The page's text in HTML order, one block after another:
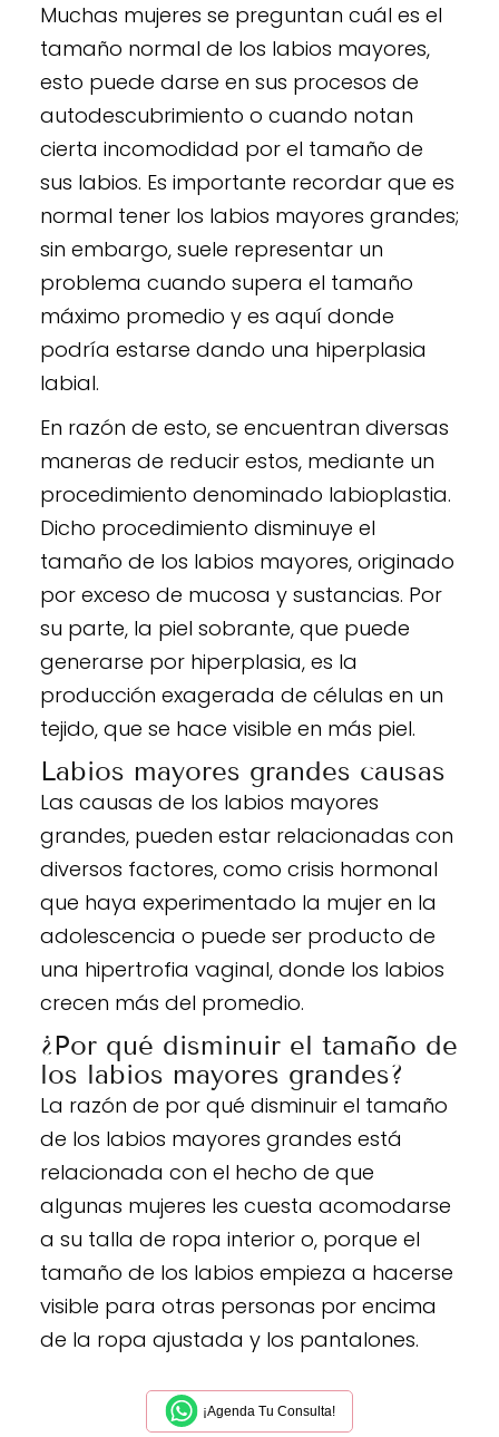
Muchas mujeres se preguntan cuál es el
tamaño normal de los labios mayores,
esto puede darse en sus procesos de
autodescubrimiento o cuando notan
cierta incomodidad por el tamaño de
sus labios. Es importante recordar que es
normal tener los labios mayores grandes;
sin embargo, suele representar un
problema cuando supera el tamaño
máximo promedio y es aquí donde
podría estarse dando una hiperplasia
labial.
En razón de esto, se encuentran diversas
maneras de reducir estos, mediante un
procedimiento denominado labioplastia.
Dicho procedimiento disminuye el
tamaño de los labios mayores, originado
por exceso de mucosa y sustancias. Por
su parte, la piel sobrante, que puede
generarse por hiperplasia, es la
producción exagerada de células en un
tejido, que se hace visible en más piel.
Labios mayores grandes causas
Las causas de los labios mayores
grandes, pueden estar relacionadas con
diversos factores, como crisis hormonal
que haya experimentado la mujer en la
adolescencia o puede ser producto de
una hipertrofia vaginal, donde los labios
crecen más del promedio.
¿Por qué disminuir el tamaño de
los labios mayores grandes?
La razón de por qué disminuir el tamaño
de los labios mayores grandes está
relacionada con el hecho de que
algunas mujeres les cuesta acomodarse
a su talla de ropa interior o, porque el
tamaño de los labios empieza a hacerse
visible para otras personas por encima
de la ropa ajustada y los pantalones.
¡Agenda Tu Consulta!